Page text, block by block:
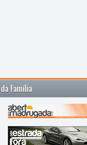
Família